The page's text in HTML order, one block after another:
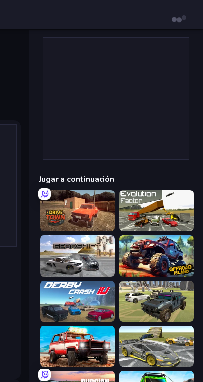
Jugar a continuación
DriveTown Evolution Factor
Gearshift One Offroad Island
Derby Crash 4 4x4 Offroader
Offroad Masters Challenge Wrong Way